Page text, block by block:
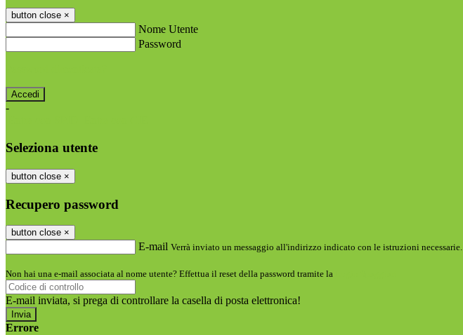
button close ×
Nome Utente
Password
-
Seleziona utente
button close ×
Recupero password
button close ×
E-mail Verrà inviato un messaggio all'indirizzo indicato con le istruzioni necessarie.
Non hai una e-mail associata al nome utente? Effettua il reset della password tramite la
E-mail inviata, si prega di controllare la casella di posta elettronica!
Errore